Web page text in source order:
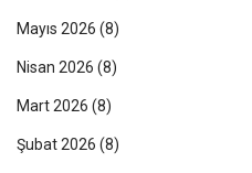
Mayıs 2026 (8)
Nisan 2026 (8)
Mart 2026 (8)
Şubat 2026 (8)